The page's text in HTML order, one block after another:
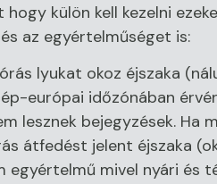
külön kell kezelni
az egyértelműséget is:
lyukat okoz éjszaka
európai időzónában
lesznek bejegyzések. Ha
átfedést jelent éjszaka
mivel nyári és